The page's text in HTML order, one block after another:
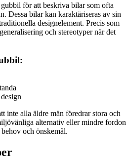
för att beskriva bilar som ofta
Dessa bilar kan karaktäriseras av sin
designelement. Precis som
och stereotyper när det
inte alla äldre män föredrar stora och
alternativ eller mindre fordon
och önskemål.